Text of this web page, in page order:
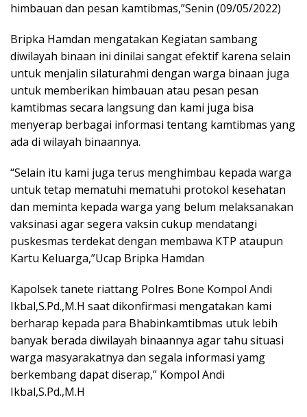
himbauan dan pesan kamtibmas,”Senin (09/05/2022)
Bripka Hamdan mengatakan Kegiatan sambang
diwilayah binaan ini dinilai sangat efektif karena selain
untuk menjalin silaturahmi dengan warga binaan juga
untuk memberikan himbauan atau pesan pesan
kamtibmas secara langsung dan kami juga bisa
menyerap berbagai informasi tentang kamtibmas yang
ada di wilayah binaannya.
“Selain itu kami juga terus menghimbau kepada warga
untuk tetap mematuhi mematuhi protokol kesehatan
dan meminta kepada warga yang belum melaksanakan
vaksinasi agar segera vaksin cukup mendatangi
puskesmas terdekat dengan membawa KTP ataupun
Kartu Keluarga,”Ucap Bripka Hamdan
Kapolsek tanete riattang Polres Bone Kompol Andi
Ikbal,S.Pd.,M.H saat dikonfirmasi mengatakan kami
berharap kepada para Bhabinkamtibmas utuk lebih
banyak berada diwilayah binaannya agar tahu situasi
warga masyarakatnya dan segala informasi yamg
berkembang dapat diserap,” Kompol Andi
Ikbal,S.Pd.,M.H